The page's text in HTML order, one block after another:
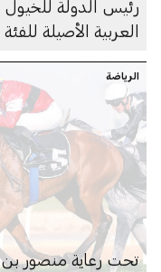
رئيس الدولة للخيول
العربية الأصيلة للفئة
الرياضة
تحت رعاية منصور بن